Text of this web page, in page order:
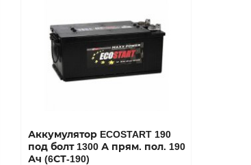
Аккумулятор ECOSTART 190
под болт 1300 А прям. пол. 190
Ач (6СТ-190)